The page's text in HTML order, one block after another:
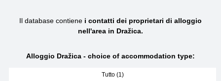
Il database contiene i contatti dei proprietari di alloggio
nell'area in Dražica.
Alloggio Dražica - choice of accommodation type:
Tutto (1)